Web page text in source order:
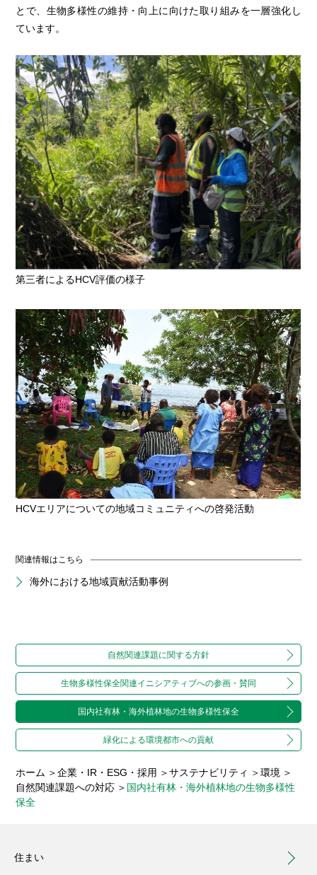
とで、生物多様性の維持・向上に向けた取り組みを一層強化し
ています。
第三者によるHCV評価の様子
HCVエリアについての地域コミュニティへの啓発活動
関連情報はこちら
海外における地域貢献活動事例
自然関連課題に関する方針
生物多様性保全関連イニシアティブへの参画・賛同
国内社有林・海外植林地の生物多様性保全
緑化による環境都市への貢献
ホーム 企業・IR・ESG・採用 サステナビリティ
環境
自然関連課題への対応
国内社有林・海外植林地の生物多様性
保全
住まい